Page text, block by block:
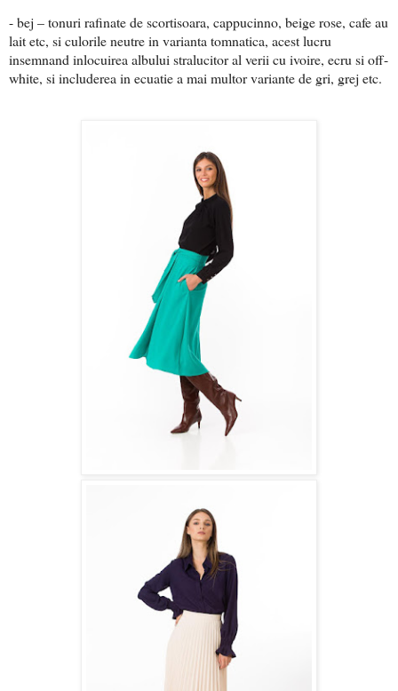
- bej – tonuri rafinate de scortisoara, cappucinno, beige rose, cafe au
lait etc, si culorile neutre in varianta tomnatica, acest lucru
insemnand inlocuirea albului stralucitor al verii cu ivoire, ecru si off-
white, si includerea in ecuatie a mai multor variante de gri, grej etc.